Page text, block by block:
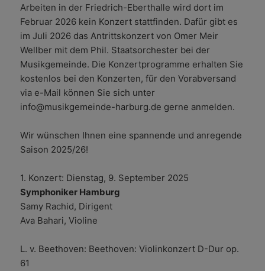
Arbeiten in der Friedrich-Eberthalle wird dort im
Februar 2026 kein Konzert stattfinden. Dafür gibt es
im Juli 2026 das Antrittskonzert von Omer Meir
Wellber mit dem Phil. Staatsorchester bei der
Musikgemeinde. Die Konzertprogramme erhalten Sie
kostenlos bei den Konzerten, für den Vorabversand
via e-Mail können Sie sich unter
info@musikgemeinde-harburg.de gerne anmelden.
Wir wünschen Ihnen eine spannende und anregende
Saison 2025/26!
1. Konzert: Dienstag, 9. September 2025
Symphoniker Hamburg
Samy Rachid, Dirigent
Ava Bahari, Violine
L. v. Beethoven: Beethoven: Violinkonzert D-Dur op.
61